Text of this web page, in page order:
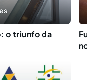
o triunfo da